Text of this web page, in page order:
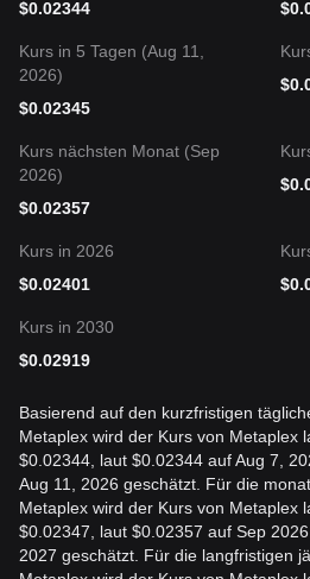
$0.02344
$
Kurs in 5 Tagen (Aug 11,
2026)
$0.02345
$
Kurs nächsten Monat (Sep
2026)
$0.02357
$
Kurs in 2026
$0.02401
$
Kurs in 2030
$0.02919
Basierend auf den kurzfristigen
Metaplex wird der Kurs von Metaplex
$0.02344, laut $0.02344 auf Aug 7,
Aug 11, 2026 geschätzt. Für die
Metaplex wird der Kurs von Metaplex
$0.02347, laut $0.02357 auf Sep
2027 geschätzt. Für die langfristigen